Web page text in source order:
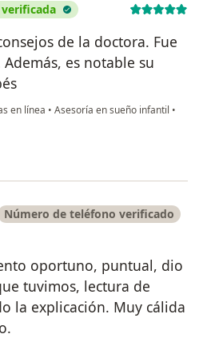
de la doctora. Fue
es notable su
en línea • Asesoría en sueño infantil •
Número de teléfono verificado
oportuno, puntual, dio
tuvimos, lectura de
la explicación. Muy cálida